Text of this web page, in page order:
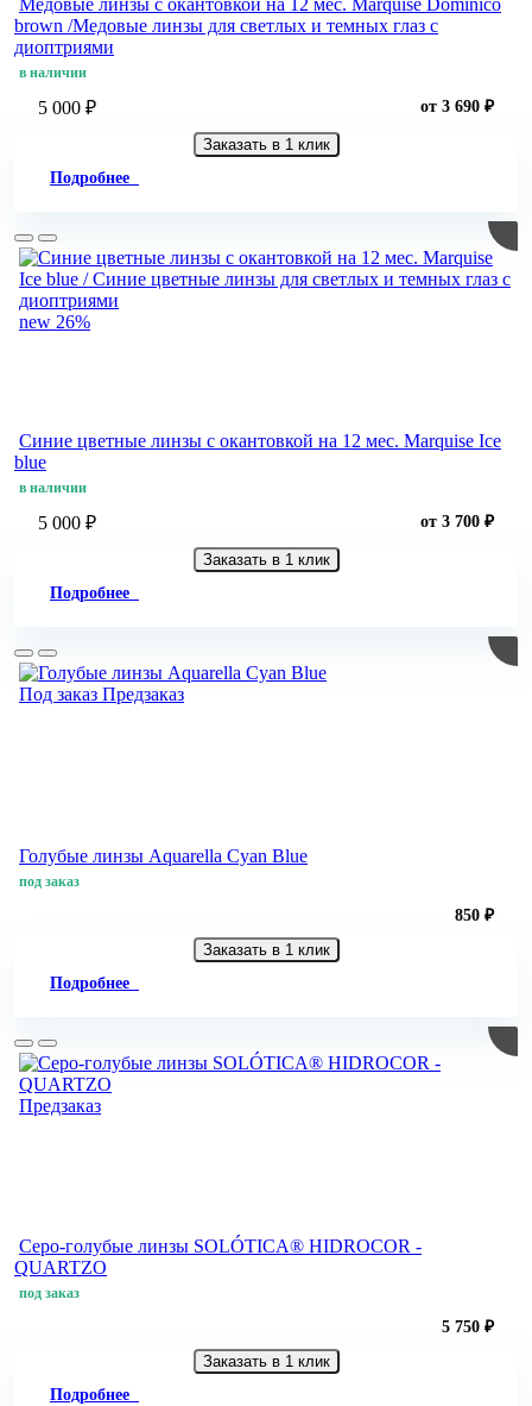
Медовые линзы c окантовкой на 12 мес. Marquise Dominico
brown /Медовые линзы для светлых и темных глаз с
диоптриями
в наличии
5 000 ₽ от 3 690 ₽
Заказать в 1 клик
Подробнее
new 26%
Синие цветные линзы c окантовкой на 12 мес. Marquise Ice
blue
в наличии
5 000 ₽ от 3 700 ₽
Заказать в 1 клик
Подробнее
Под заказ Предзаказ
Голубые линзы Aquarella Cyan Blue
под заказ
850 ₽
Заказать в 1 клик
Подробнее
Предзаказ
Серо-голубые линзы SOLÓTICA® HIDROCOR -
QUARTZO
под заказ
5 750 ₽
Заказать в 1 клик
Подробнее